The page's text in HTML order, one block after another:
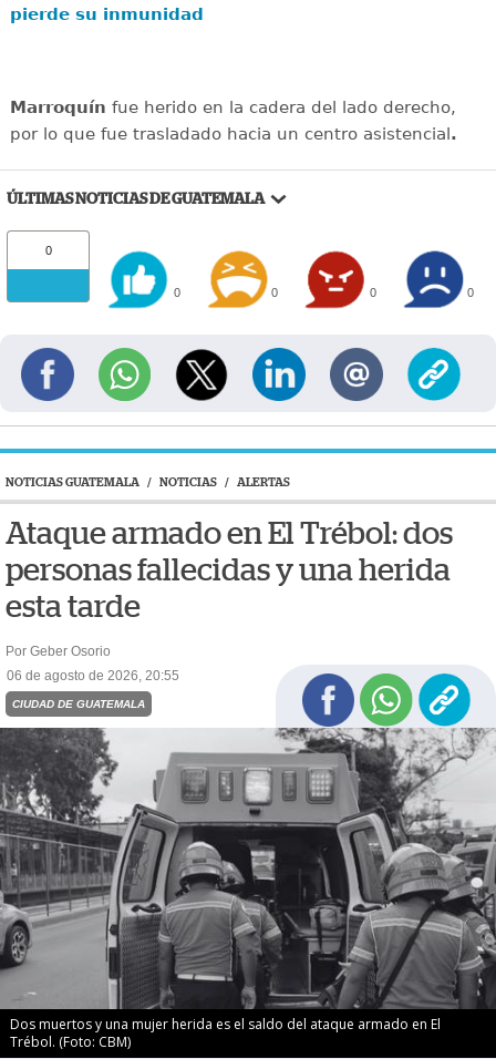
pierde su inmunidad
Marroquín fue herido en la cadera del lado derecho,
por lo que fue trasladado hacia un centro asistencial.
ÚLTIMAS NOTICIAS DE GUATEMALA
0
0 0 0 0
NOTICIAS GUATEMALA / NOTICIAS / ALERTAS
Ataque armado en El Trébol: dos
personas fallecidas y una herida
esta tarde
Por Geber Osorio
06 de agosto de 2026, 20:55
CIUDAD DE GUATEMALA
Dos muertos y una mujer herida es el saldo del ataque armado en El
Trébol. (Foto: CBM)